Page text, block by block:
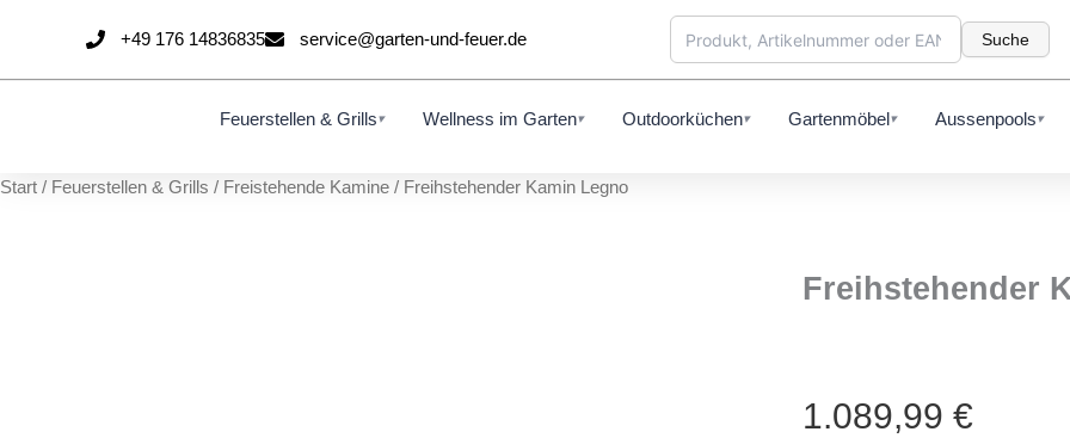
springen
+49 176 14836835 service@garten-und-feuer.de Suche
Feuerstellen & Grills▾ Wellness im Garten▾ Outdoorküchen▾ Gartenmöbel▾ Aussenpools▾
Start / Feuerstellen & Grills / Freistehende Kamine / Freihstehender Kamin Legno
Freihstehender
1.089,99 €